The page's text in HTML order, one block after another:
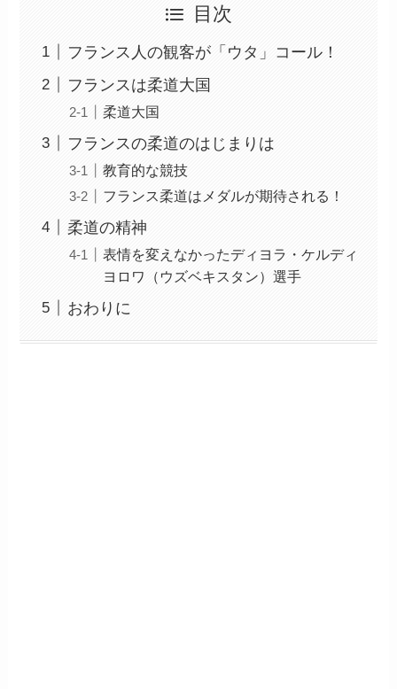
目次
フランス人の観客が「ウタ」コール！
フランスは柔道大国
柔道大国
フランスの柔道のはじまりは
教育的な競技
フランス柔道はメダルが期待される！
柔道の精神
表情を変えなかったディヨラ・ケルディ
ヨロワ（ウズベキスタン）選手
おわりに